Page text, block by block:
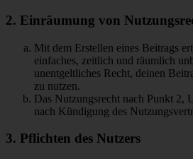
2. Einräumung von
Mit dem Erstellen eines Beitrags
einfaches, zeitlich und räumlich
unentgeltliches Recht, deinen
zu nutzen.
Das Nutzungsrecht nach Punkt 2,
nach Kündigung des
3. Pflichten des Nutzers